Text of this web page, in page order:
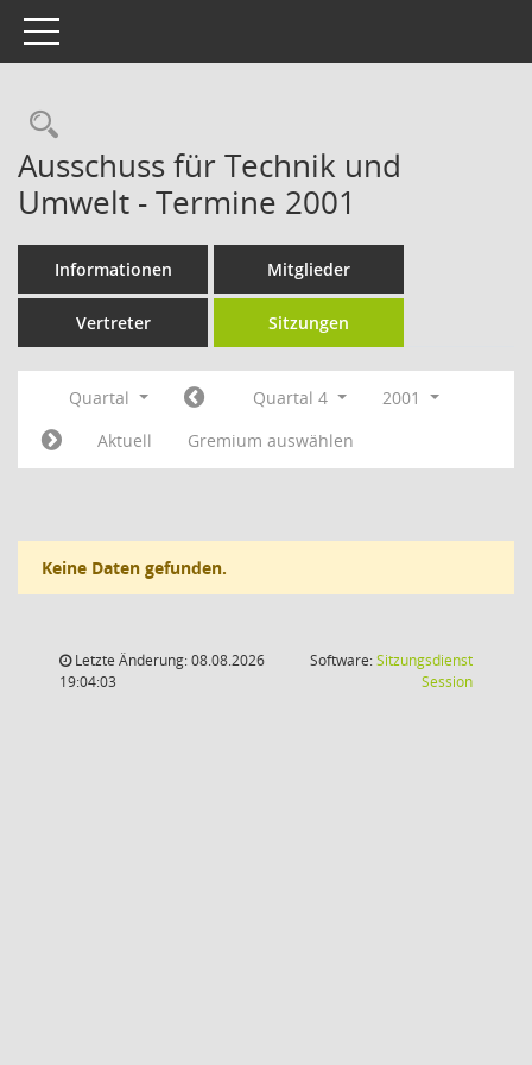
Toggle navigation
Rechercheauswahl
Ausschuss für Technik und
Umwelt - Termine 2001
Informationen Mitglieder
Vertreter Sitzungen
Quartal Quartal 4
2001
Aktuell
Gremium auswählen
Keine Daten gefunden.
Letzte Änderung: 08.08.2026
19:04:03
Software:Sitzungsdienst
Session(Wird in